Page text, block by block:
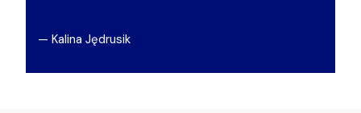
— Kalina Jędrusik